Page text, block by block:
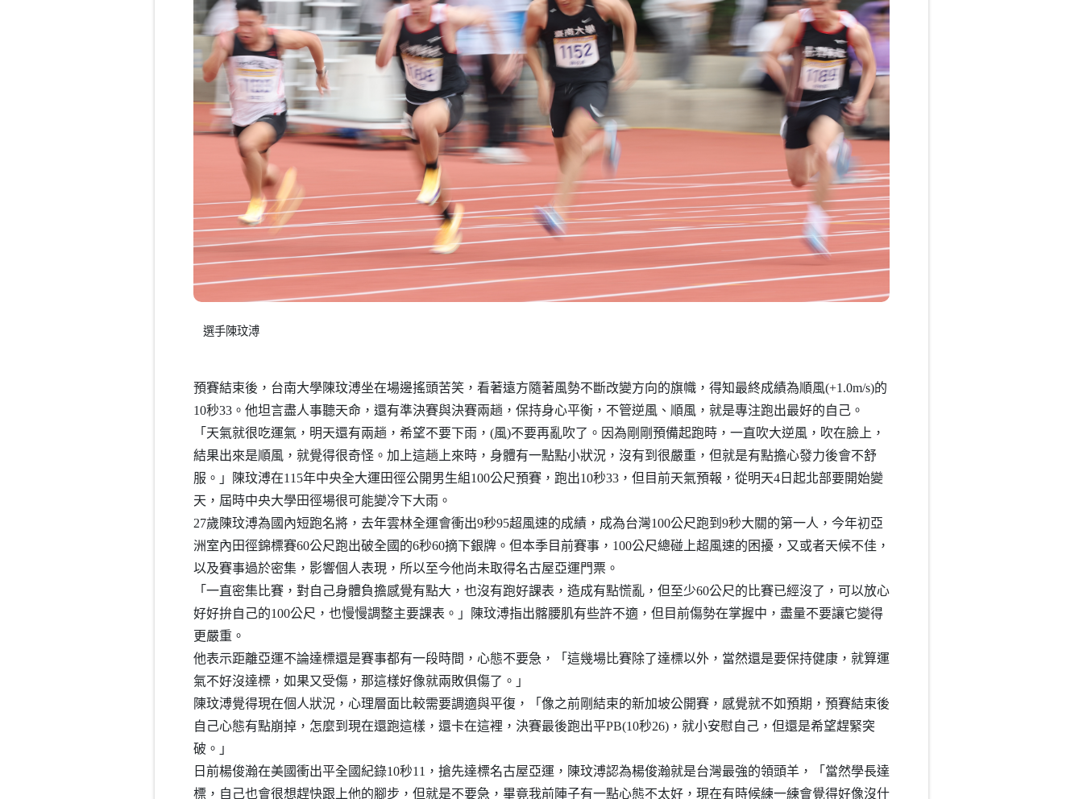
選手陳玟溥
預賽結束後，台南大學陳玟溥坐在場邊搖頭苦笑，看著遠方隨著風勢不斷改變方向的旗幟，得知最終成績為順風(+1.0m/s)的
10秒33。他坦言盡人事聽天命，還有準決賽與決賽兩趟，保持身心平衡，不管逆風、順風，就是專注跑出最好的自己。
「天氣就很吃運氣，明天還有兩趟，希望不要下雨，(風)不要再亂吹了。因為剛剛預備起跑時，一直吹大逆風，吹在臉上，
結果出來是順風，就覺得很奇怪。加上這趟上來時，身體有一點點小狀況，沒有到很嚴重，但就是有點擔心發力後會不舒
服。」陳玟溥在115年中央全大運田徑公開男生組100公尺預賽，跑出10秒33，但目前天氣預報，從明天4日起北部要開始變
天，屆時中央大學田徑場很可能變冷下大雨。
27歲陳玟溥為國內短跑名將，去年雲林全運會衝出9秒95超風速的成績，成為台灣100公尺跑到9秒大關的第一人，今年初亞
洲室內田徑錦標賽60公尺跑出破全國的6秒60摘下銀牌。但本季目前賽事，100公尺總碰上超風速的困擾，又或者天候不佳，
以及賽事過於密集，影響個人表現，所以至今他尚未取得名古屋亞運門票。
「一直密集比賽，對自己身體負擔感覺有點大，也沒有跑好課表，造成有點慌亂，但至少60公尺的比賽已經沒了，可以放心
好好拚自己的100公尺，也慢慢調整主要課表。」陳玟溥指出髂腰肌有些許不適，但目前傷勢在掌握中，盡量不要讓它變得
更嚴重。
他表示距離亞運不論達標還是賽事都有一段時間，心態不要急，「這幾場比賽除了達標以外，當然還是要保持健康，就算運
氣不好沒達標，如果又受傷，那這樣好像就兩敗俱傷了。」
陳玟溥覺得現在個人狀況，心理層面比較需要調適與平復，「像之前剛結束的新加坡公開賽，感覺就不如預期，預賽結束後
自己心態有點崩掉，怎麼到現在還跑這樣，還卡在這裡，決賽最後跑出平PB(10秒26)，就小安慰自己，但還是希望趕緊突
破。」
日前楊俊瀚在美國衝出平全國紀錄10秒11，搶先達標名古屋亞運，陳玟溥認為楊俊瀚就是台灣最強的領頭羊，「當然學長達
標，自己也會很想趕快跟上他的腳步，但就是不要急，畢竟我前陣子有一點心態不太好，現在有時候練一練會覺得好像沒什